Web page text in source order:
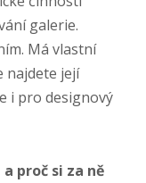
galerie.
Má vlastní
najdete její
i pro designový
proč si za ně